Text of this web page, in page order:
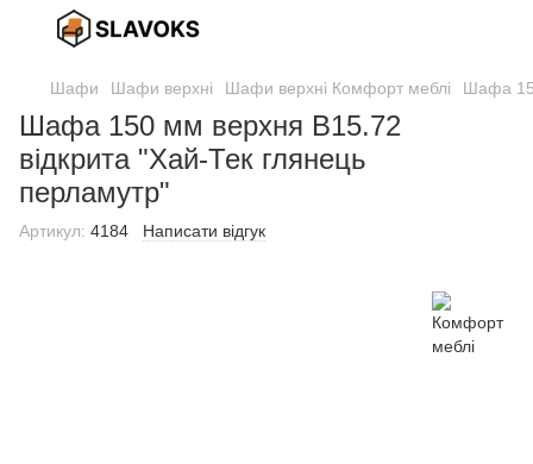
Шафи Шафи верхні Шафи верхні Комфорт меблі Шафа
Шафа 150 мм верхня В15.72
відкрита "Хай-Тек глянець
перламутр"
Артикул: 4184 Написати відгук